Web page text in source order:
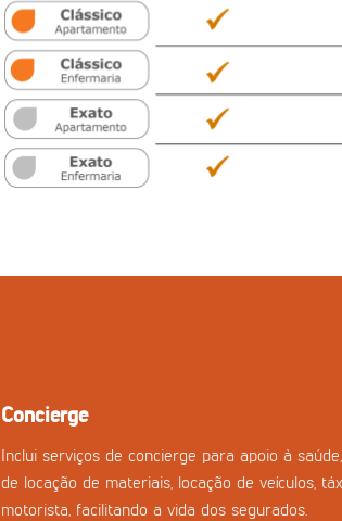
Concierge
Inclui serviços de concierge para apoio à
de locação de materiais, locação de veículos,
motorista, facilitando a vida dos segurados.